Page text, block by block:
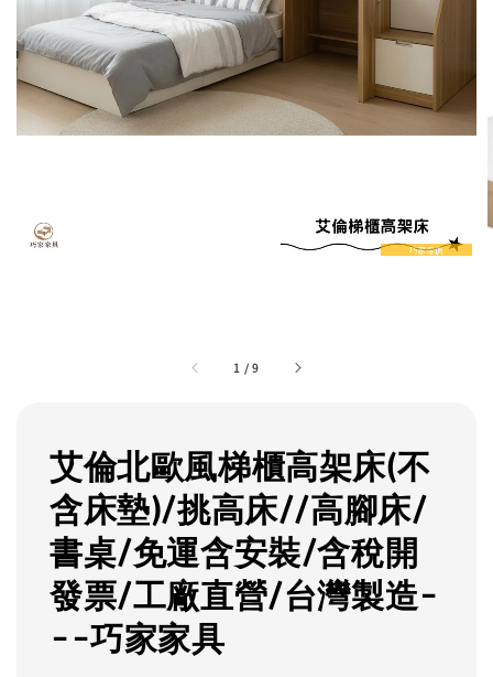
1 /9
艾倫北歐風梯櫃高架床(不
含床墊)/挑高床//高腳床/
書桌/免運含安裝/含稅開
發票/工廠直營/台灣製造-
--巧家家具